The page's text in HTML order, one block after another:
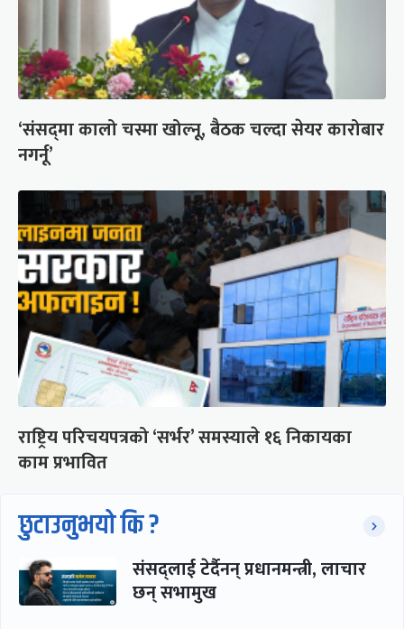
‘संसद्‍मा कालो चस्मा खोल्नू, बैठक चल्दा सेयर कारोबार
नगर्नू’
राष्ट्रिय परिचयपत्रको ‘सर्भर’ समस्याले १६ निकायका
काम प्रभावित
छुटाउनुभयो कि ?
संसद्लाई टेर्दैनन् प्रधानमन्त्री, लाचार
छन् सभामुख